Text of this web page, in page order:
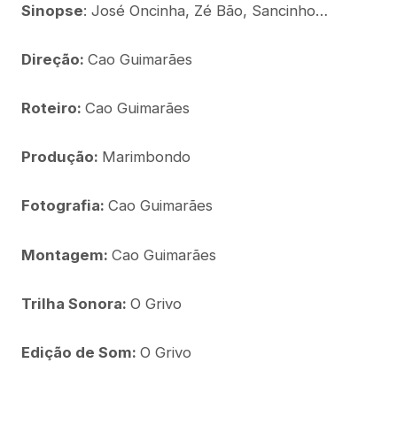
Sinopse: José Oncinha, Zé Bão, Sancinho…
Direção: Cao Guimarães
Roteiro: Cao Guimarães
Produção: Marimbondo
Fotografia: Cao Guimarães
Montagem: Cao Guimarães
Trilha Sonora: O Grivo
Edição de Som: O Grivo